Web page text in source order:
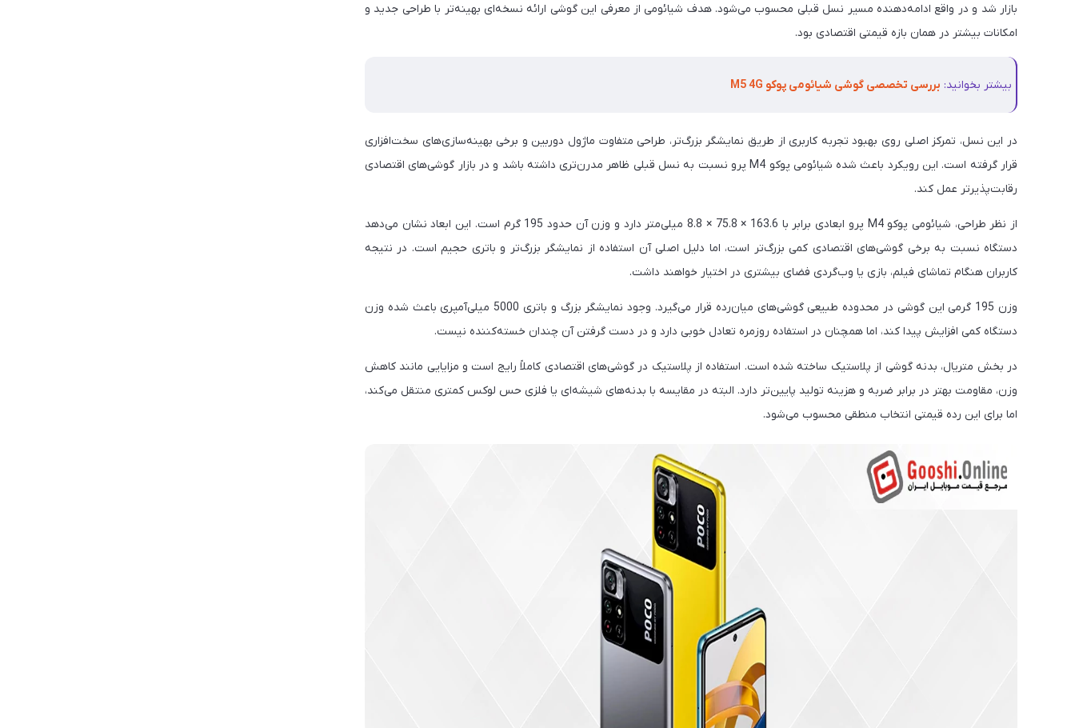
بازار شد و در واقع ادامه‌دهنده مسیر نسل قبلی محسوب می‌شود. هدف شیائومی از معرفی این گوشی ارائه نسخه‌ای بهینه‌تر با طراحی جدید و
امکانات بیشتر در همان بازه قیمتی اقتصادی بود.
بیشتر بخوانید: بررسی تخصصی گوشی شیائومی پوکو M5 4G
در این نسل، تمرکز اصلی روی بهبود تجربه کاربری از طریق نمایشگر بزرگ‌تر، طراحی متفاوت ماژول دوربین و برخی بهینه‌سازی‌های سخت‌افزاری
قرار گرفته است. این رویکرد باعث شده شیائومی پوکو M4 پرو نسبت به نسل قبلی ظاهر مدرن‌تری داشته باشد و در بازار گوشی‌های اقتصادی
رقابت‌پذیرتر عمل کند.
از نظر طراحی، شیائومی پوکو M4 پرو ابعادی برابر با 163.6 × 75.8 × 8.8 میلی‌متر دارد و وزن آن حدود 195 گرم است. این ابعاد نشان می‌دهد
دستگاه نسبت به برخی گوشی‌های اقتصادی کمی بزرگ‌تر است، اما دلیل اصلی آن استفاده از نمایشگر بزرگ‌تر و باتری حجیم است. در نتیجه
کاربران هنگام تماشای فیلم، بازی یا وب‌گردی فضای بیشتری در اختیار خواهند داشت.
وزن 195 گرمی این گوشی در محدوده طبیعی گوشی‌های میان‌رده قرار می‌گیرد. وجود نمایشگر بزرگ و باتری 5000 میلی‌آمپری باعث شده وزن
دستگاه کمی افزایش پیدا کند، اما همچنان در استفاده روزمره تعادل خوبی دارد و در دست گرفتن آن چندان خسته‌کننده نیست.
در بخش متریال، بدنه گوشی از پلاستیک ساخته شده است. استفاده از پلاستیک در گوشی‌های اقتصادی کاملاً رایج است و مزایایی مانند کاهش
وزن، مقاومت بهتر در برابر ضربه و هزینه تولید پایین‌تر دارد. البته در مقایسه با بدنه‌های شیشه‌ای یا فلزی حس لوکس کمتری منتقل می‌کند،
اما برای این رده قیمتی انتخاب منطقی محسوب می‌شود.